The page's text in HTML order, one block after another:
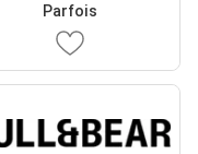
Parfois